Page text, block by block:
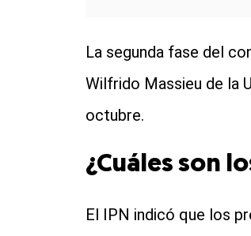
La segunda fase del
Wilfrido Massieu de la
octubre.
¿Cuáles son
El IPN indicó que los